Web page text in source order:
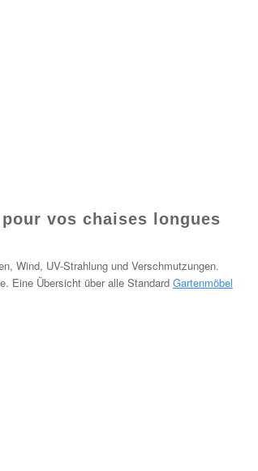
vos chaises longues
Wind, UV-Strahlung und Verschmutzungen.
Eine Übersicht über alle Standard Gartenmöbel